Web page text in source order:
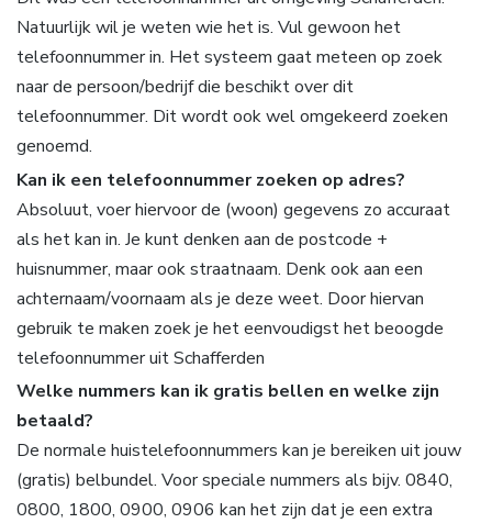
Natuurlijk wil je weten wie het is. Vul gewoon het
telefoonnummer in. Het systeem gaat meteen op zoek
naar de persoon/bedrijf die beschikt over dit
telefoonnummer. Dit wordt ook wel omgekeerd zoeken
genoemd.
Kan ik een telefoonnummer zoeken op adres?
Absoluut, voer hiervoor de (woon) gegevens zo accuraat
als het kan in. Je kunt denken aan de postcode +
huisnummer, maar ook straatnaam. Denk ook aan een
achternaam/voornaam als je deze weet. Door hiervan
gebruik te maken zoek je het eenvoudigst het beoogde
telefoonnummer uit Schafferden
Welke nummers kan ik gratis bellen en welke zijn
betaald?
De normale huistelefoonnummers kan je bereiken uit jouw
(gratis) belbundel. Voor speciale nummers als bijv. 0840,
0800, 1800, 0900, 0906 kan het zijn dat je een extra